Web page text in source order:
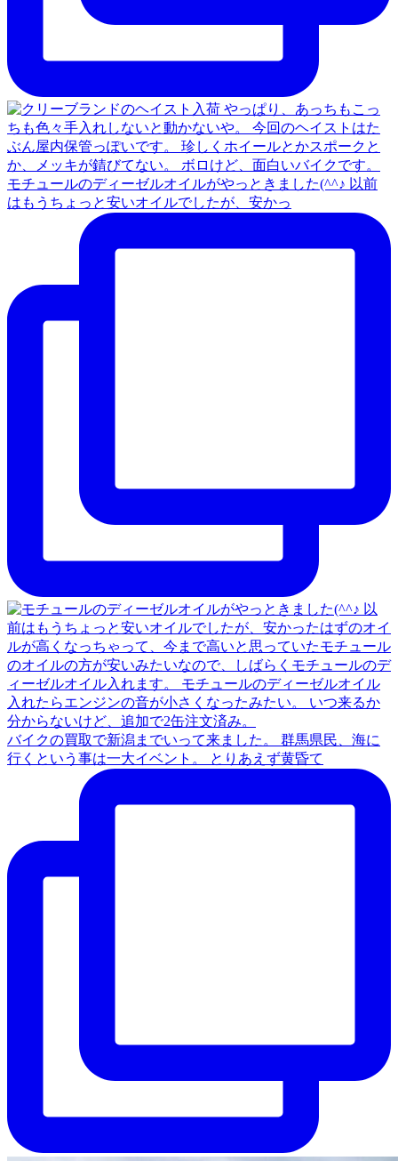
モチュールのディーゼルオイルがやっときました(^^♪ 以前
はもうちょっと安いオイルでしたが、安かっ
バイクの買取で新潟までいって来ました。 群馬県民、海に
行くという事は一大イベント。 とりあえず黄昏て